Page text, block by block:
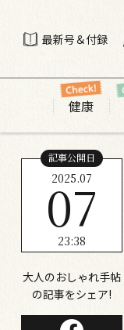
最新号＆付録
健康
記事公開日
2025.07
07
23:38
大人のおしゃれ手帖
の記事をシェア!